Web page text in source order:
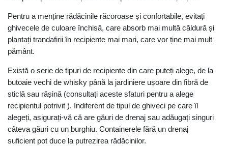
Pentru a menține rădăcinile răcoroase și confortabile, evitați
ghivecele de culoare închisă, care absorb mai multă căldură și
plantați trandafirii în recipiente mai mari, care vor ține mai mult
pământ.
Există o serie de tipuri de recipiente din care puteți alege, de la
butoaie vechi de whisky până la jardiniere ușoare din fibră de
sticlă sau rășină (consultați aceste sfaturi pentru a alege
recipientul potrivit ). Indiferent de tipul de ghiveci pe care îl
alegeți, asigurați-vă că are găuri de drenaj sau adăugați singuri
câteva găuri cu un burghiu. Containerele fără un drenaj
suficient pot duce la putrezirea rădăcinilor.